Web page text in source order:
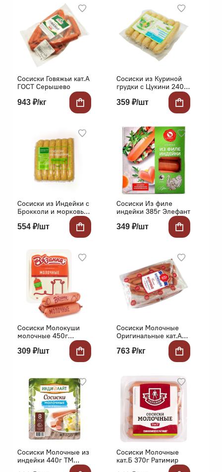
Сосиски Говяжьи кат.А
ГОСТ Серышево
943 ₽/кг
Сосиски из Куриной
грудки с Цукини 240г
Востряково
359 ₽/шт
Сосиски из Индейки с
Брокколи и морковью
Востряково
554 ₽/шт
Сосиски Из филе
индейки 385г Элефант
349 ₽/шт
Сосиски Молокуши
молочные 450г
Вязанка Стародворье
309 ₽/шт
Сосиски Молочные
Оригинальные кат.А
763 ₽/кг
Сосиски Молочные из
индейки 440г ТМ
Сосиски Молочные
кат.Б 370г Ратимир